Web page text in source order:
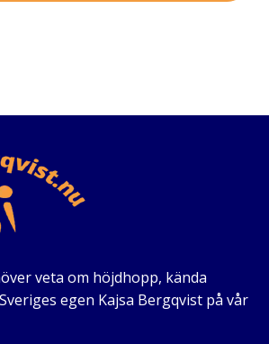
veta om höjdhopp, kända
egen Kajsa Bergqvist på vår